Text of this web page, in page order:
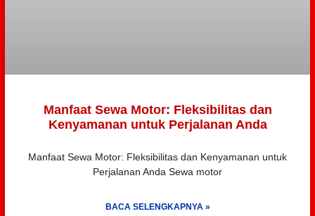
Manfaat Sewa Motor: Fleksibilitas dan
Kenyamanan untuk Perjalanan Anda
Manfaat Sewa Motor: Fleksibilitas dan Kenyamanan untuk
Perjalanan Anda Sewa motor
BACA SELENGKAPNYA »